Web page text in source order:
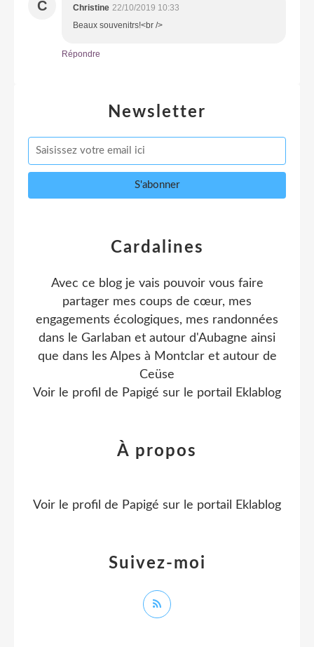
C Christine 22/10/2019 10:33
Beaux souvenitrs!<br />
Répondre
Newsletter
Cardalines
Avec ce blog je vais pouvoir vous faire
partager mes coups de cœur, mes
engagements écologiques, mes randonnées
dans le Garlaban et autour d'Aubagne ainsi
que dans les Alpes à Montclar et autour de
Ceüse
Voir le profil de Papigé sur le portail Eklablog
Suivez-moi
À propos
Voir le profil de Papigé sur le portail Eklablog